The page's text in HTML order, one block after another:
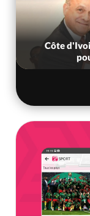
Côte